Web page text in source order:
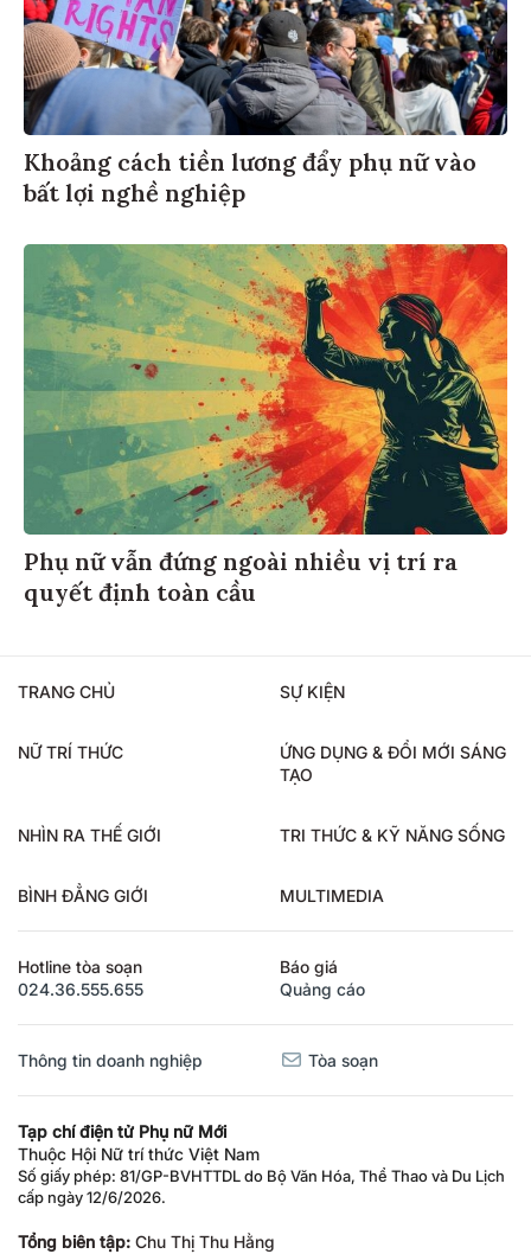
Khoảng cách tiền lương đẩy phụ nữ vào
bất lợi nghề nghiệp
Phụ nữ vẫn đứng ngoài nhiều vị trí ra
quyết định toàn cầu
TRANG CHỦ SỰ KIỆN
NỮ TRÍ THỨC
ỨNG DỤNG & ĐỔI MỚI SÁNG
TẠO
NHÌN RA THẾ GIỚI TRI THỨC & KỸ NĂNG SỐNG
BÌNH ĐẲNG GIỚI MULTIMEDIA
Hotline tòa soạn
024.36.555.655
Báo giá
Quảng cáo
Thông tin doanh nghiệp Tòa soạn
Tạp chí điện tử Phụ nữ Mới
Thuộc Hội Nữ trí thức Việt Nam
Số giấy phép: 81/GP-BVHTTDL do Bộ Văn Hóa, Thể Thao và Du Lịch
cấp ngày 12/6/2026.
Tổng biên tập: Chu Thị Thu Hằng